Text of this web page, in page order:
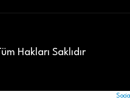
Hakları Saklıdır